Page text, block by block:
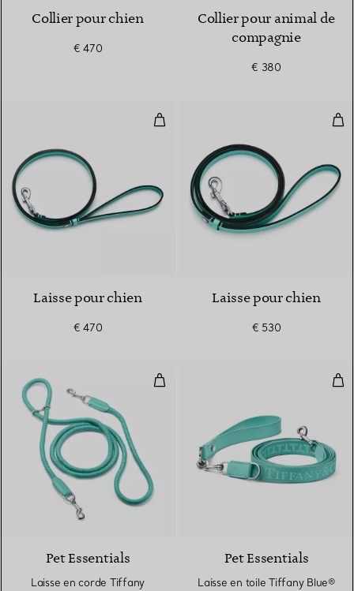
Collier pour chien
€ 470
Collier pour animal de
compagnie
€ 380
Laisse pour chien
Laisse pour chien
€ 470
Laisse pour chien
€ 530
Laisse en corde Tiffany Blue®
Pet Essentials
Laisse en corde Tiffany
Pet Essentials
Laisse en toile Tiffany Blue®